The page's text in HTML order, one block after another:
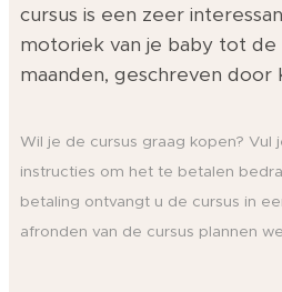
cursus is een zeer
motoriek van je baby tot de
maanden, geschreven door
Wil je de cursus graag kopen?
instructies om het te betalen
betaling ontvangt u de cursus in
afronden van de cursus plannen